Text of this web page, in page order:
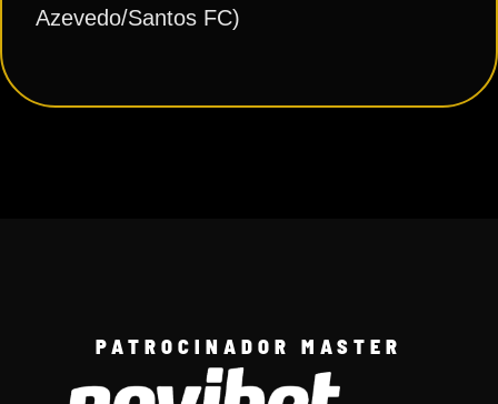
Azevedo/Santos FC)
PATROCINADOR MASTER